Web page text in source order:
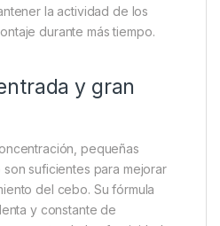
la actividad de los
durante más tiempo.
y gran
pequeñas
suficientes para mejorar
del cebo. Su fórmula
y constante de